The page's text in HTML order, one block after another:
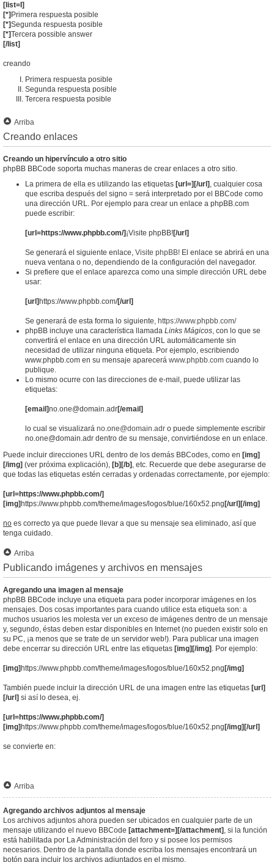
[list=I]
[*] Primera respuesta posible
[*]Segunda respuesta posible
[*]Tercera possible answer
[/list]
creando
Primera respuesta posible
Segunda respuesta posible
Tercera respuesta posible
Arriba
Creando enlaces
Creando un hipervínculo a otro sitio
phpBB BBCode soporta muchas maneras de crear enlaces a otro sitio.
La primera de ella es utilizando las etiquetas [url=][/url] , cualquier cosa
que escriba después del signo = será interpretado por el BBCode como
una dirección URL. Por ejemplo para crear un enlace a phpBB.com
puede escribir:
[url=https://www.phpbb.com/] ¡Visite phpBB![/url]
Se generará el siguiente enlace, Visite phpBB! El enlace se abrirá en una
nueva ventana o no, dependiendo de la configuración del navegador.
Si prefiere que el enlace aparezca como una simple dirección URL debe
usar:
[url] https://www.phpbb.com/[/url]
Se generará de esta forma lo siguiente, https://www.phpbb.com/
phpBB incluye una característica llamada Links Mágicos, con lo que se
convertirá el enlace en una dirección URL automáticamente sin
necesidad de utilizar ninguna etiqueta. Por ejemplo, escribiendo
www.phpbb.com en su mensaje aparecerá www.phpbb.com cuando lo
publique.
Lo mismo ocurre con las direcciones de e-mail, puede utilizar las
etiquetas:
[email]no.one@domain.adr[/email]
lo cual se visualizará no.one@domain.adr o puede simplemente escribir
no.one@domain.adr dentro de su mensaje, convirtiéndose en un enlace.
Puede incluir direcciones URL dentro de los demás BBCodes, como en [img]
[/img] (ver próxima explicación), [b][/b] , etc. Recuerde que debe asegurarse de
que todas las etiquetas estén cerradas y ordenadas correctamente, por ejemplo:
[url=https://www.phpbb.com/]
[img] https://www.phpbb.com/theme/images/logos/blue/160x52.png [/url][/img]
no es correcto ya que puede llevar a que su mensaje sea eliminado, así que
tenga cuidado.
Arriba
Publicando imágenes y archivos en mensajes
Agregando una imagen al mensaje
phpBB BBCode incluye una etiqueta para poder incorporar imágenes en los
mensajes. Dos cosas importantes para cuando utilice esta etiqueta son: a
muchos usuarios les molesta ver un exceso de imágenes dentro de un mensaje
y, segundo, éstas deben estar disponibles en Internet (no pueden existir solo en
su PC, ¡a menos que se trate de un servidor web!). Para publicar una imagen
debe encerrar su dirección URL entre las etiquetas [img][/img] . Por ejemplo:
[img] https://www.phpbb.com/theme/images/logos/blue/160x52.png [/img]
También puede incluir la dirección URL de una imagen entre las etiquetas [url]
[/url] si así lo desea, ej.
[url=https://www.phpbb.com/]
[img] https://www.phpbb.com/theme/images/logos/blue/160x52.png [/img][/url]
se convierte en:
Arriba
Agregando archivos adjuntos al mensaje
Los archivos adjuntos ahora pueden ser ubicados en cualquier parte de un
mensaje utilizando el nuevo BBCode [attachment=][/attachment] , si la función
está habilitada por La Administración del foro y si posee los permisos
necesarios. Dentro de la pantalla donde escriba los mensajes encontrará un
botón para incluir los archivos adjuntados en el mismo.